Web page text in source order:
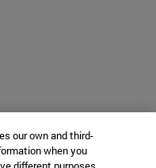
our own and third-
when you